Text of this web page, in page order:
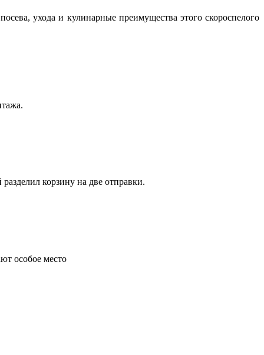
ухода и кулинарные преимущества этого скороспелого
корзину на две отправки.
особое место